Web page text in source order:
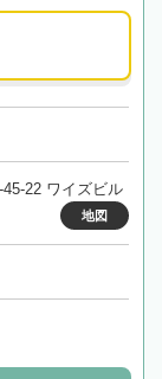
22 ワイズビル
地図